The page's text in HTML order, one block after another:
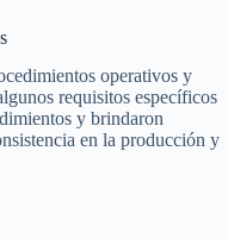
operativos y
requisitos específicos
y brindaron
en la producción y